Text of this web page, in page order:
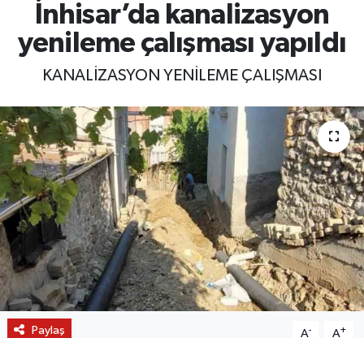
İnhisar’da kanalizasyon
yenileme çalışması yapıldı
KANALİZASYON YENİLEME ÇALIŞMASI
Paylaş A- A+